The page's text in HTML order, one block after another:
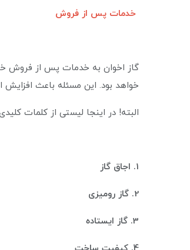
خدمات پس از فروش
گاز اخوان به خدمات پس از فروش
خواهد بود. این مسئله باعث
البته! در اینجا لیستی از کلمات
1. اجاق گاز
2. گاز رومیزی
3. گاز ایستاده